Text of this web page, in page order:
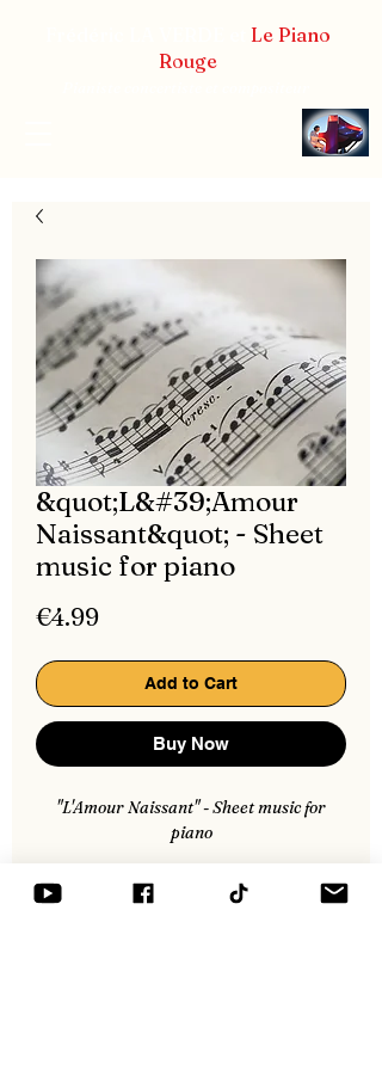
Le Piano
Rouge
&quot;L&#39;Amour
Naissant&quot; - Sheet
music for piano
€4.99Price
Add to Cart
Buy Now
"L'Amour Naissant" - Sheet music for
piano